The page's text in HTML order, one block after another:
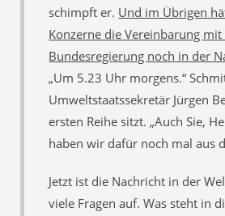
schimpft er. Und im Übrigen
Konzerne die Vereinbarung
Bundesregierung noch in der
„Um 5.23 Uhr morgens.“
Umweltstaatssekretär Jürgen
ersten Reihe sitzt. „Auch Sie,
haben wir dafür noch mal aus
Jetzt ist die Nachricht in der
viele Fragen auf. Was steht in